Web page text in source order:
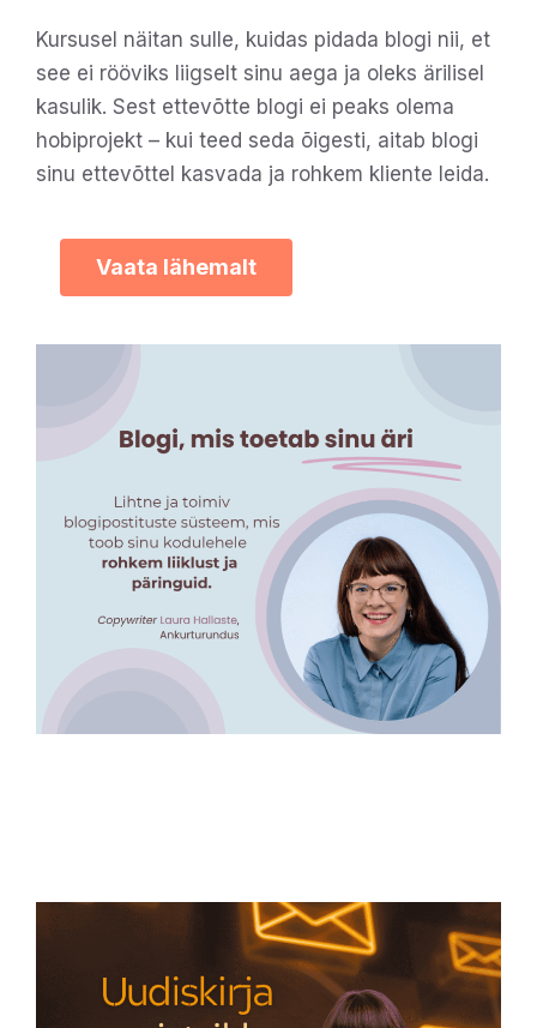
Kursusel näitan sulle, kuidas pidada blogi nii, et
see ei rööviks liigselt sinu aega ja oleks ärilisel
kasulik. Sest ettevõtte blogi ei peaks olema
hobiprojekt – kui teed seda õigesti, aitab blogi
sinu ettevõttel kasvada ja rohkem kliente leida.
Vaata lähemalt